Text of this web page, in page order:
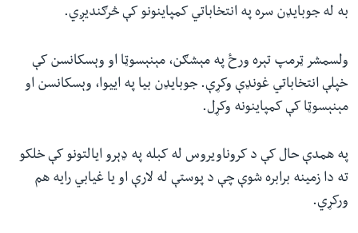
به له جوبایډن سره په انتخاباتي کمپاینونو کې څرګندیږي.
ولسمشر ټرمپ تېره ورځ په مېشګن، مېنېسوټا او وېسکانسن کې
خپلې انتخاباتي غونډې وکړې. جوبایډن بیا په ايیوا، وېسکانسن او
مېنېسوټا کې کمپاینونه وکړل.
په همدې حال کې د کروناویروس له کبله په ډېرو ایالتونو کې خلکو
ته دا زمینه برابره شوې چې د پوستې له لارې او یا غیابي رایه هم
ورکړي.